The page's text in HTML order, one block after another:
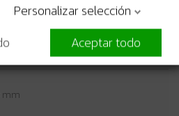
mm
Personalizar selección
Aceptar todo